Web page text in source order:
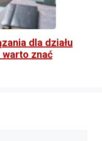
dla działu
znać